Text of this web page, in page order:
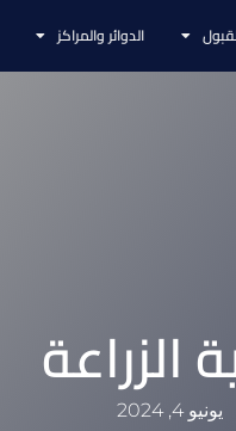
الدوائر والمراكز
الزراعة
يونيو 4, 2024